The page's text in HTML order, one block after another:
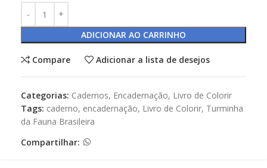
ADICIONAR AO CARRINHO
Compare Adicionar a lista de desejos
Categorias: Cadernos, Encadernação, Livro de Colorir
Tags: caderno, encadernação, Livro de Colorir, Turminha
da Fauna Brasileira
Compartilhar: